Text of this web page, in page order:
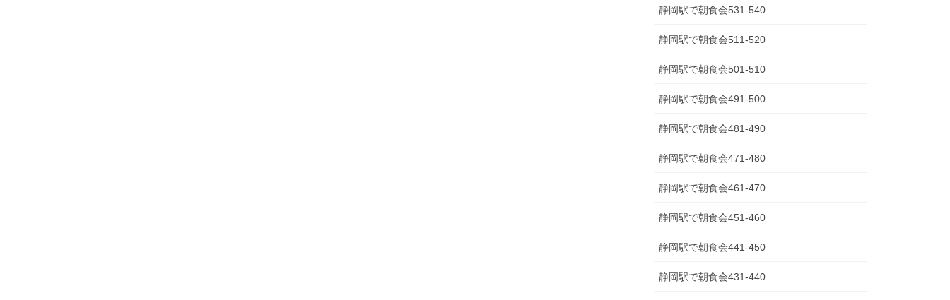
静岡駅で朝食会531-540
静岡駅で朝食会511-520
静岡駅で朝食会501-510
静岡駅で朝食会491-500
静岡駅で朝食会481-490
静岡駅で朝食会471-480
静岡駅で朝食会461-470
静岡駅で朝食会451-460
静岡駅で朝食会441-450
静岡駅で朝食会431-440